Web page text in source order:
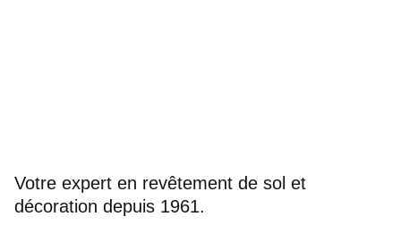
Votre expert en revêtement de sol et
décoration depuis 1961.